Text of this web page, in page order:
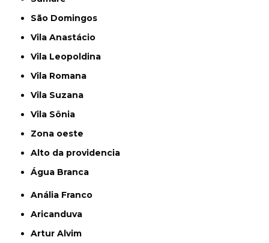
São Domingos
Vila Anastácio
Vila Leopoldina
Vila Romana
Vila Suzana
Vila Sônia
Zona oeste
alto da providencia
Água Branca
Anália Franco
Aricanduva
Artur Alvim